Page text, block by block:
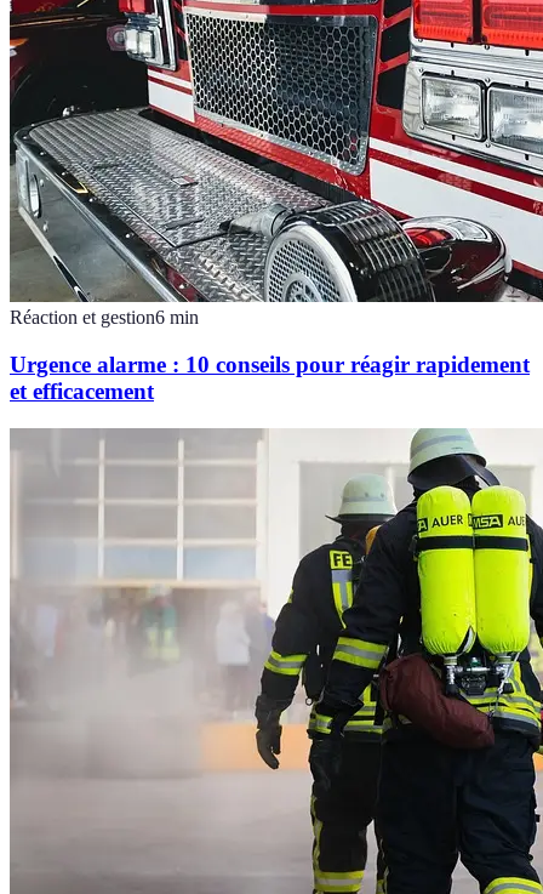
Réaction et gestion6 min
Urgence alarme : 10 conseils pour réagir rapidement
et efficacement